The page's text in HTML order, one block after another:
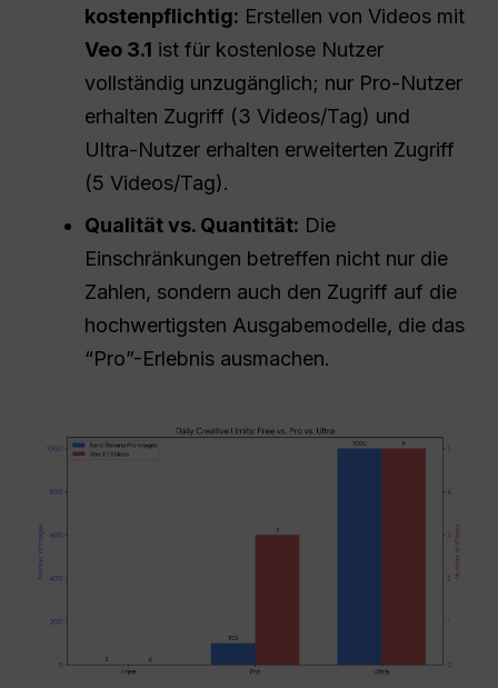
kostenpflichtig: Erstellen von Videos mit
Veo 3.1 ist für kostenlose Nutzer
vollständig unzugänglich; nur Pro-Nutzer
erhalten Zugriff (3 Videos/Tag) und
Ultra-Nutzer erhalten erweiterten Zugriff
(5 Videos/Tag).
Qualität vs. Quantität: Die
Einschränkungen betreffen nicht nur die
Zahlen, sondern auch den Zugriff auf die
hochwertigsten Ausgabemodelle, die das
“Pro”-Erlebnis ausmachen.